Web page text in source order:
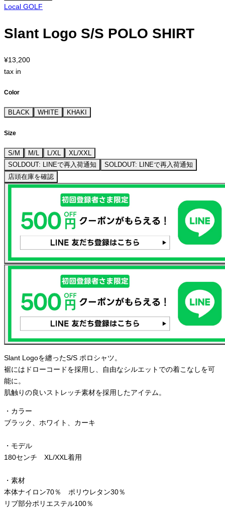
Local GOLF
Slant Logo S/S POLO SHIRT
¥13,200
tax in
Color
BLACK WHITE KHAKI
Size
S/M M/L L/XL
XL/XXL
SOLDOUT: LINEで再入荷通知
SOLDOUT: LINEで再入荷通知
店頭在庫を確認
Slant Logoを纏ったS/S ポロシャツ。
裾にはドローコードを採用し、自由なシルエットでの着こなしを可
能に。
肌触りの良いストレッチ素材を採用したアイテム。
・カラー
ブラック、ホワイト、カーキ
・モデル
180センチ XL/XXL着用
・素材
本体ナイロン70％ ポリウレタン30％
リブ部分ポリエステル100％